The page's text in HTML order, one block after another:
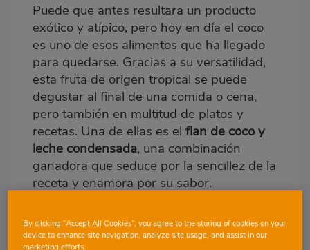
Body
Puede que antes resultara un producto
exótico y atípico, pero hoy en día el coco
es uno de esos alimentos que ha llegado
para quedarse. Gracias a su versatilidad,
esta fruta de origen tropical se puede
degustar al final de una comida o cena,
pero también en multitud de platos y
recetas. Una de ellas es el flan de coco y
leche condensada, una combinación
ganadora que seduce por la sencillez de la
receta y enamora por su sabor.
leche condensada, seguro que añadir coco
a la ecuación te resulta muy fácil. Pero, si
By clicking “Accept All Cookies”, you agree to the storing of cookies on your
device to enhance site navigation, analyze site usage, and assist in our
marketing efforts.